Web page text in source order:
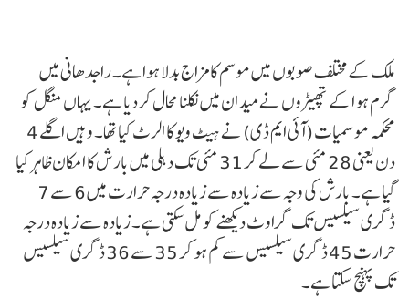
ملک کے مختلف صوبوں میں موسم کا مزاج بدلا ہوا ہے۔ راجدھانی میں
گرم ہوا کے تھپیڑوں نے میدان میں نکلنا محال کردیا ہے۔ یہاں منگل کو
محکمہ موسمیات (آئی ایم ڈی) نے ہیٹ ویو کا الرٹ کیا تھا۔ وہیں اگلے 4
دن یعنی 28 مئی سے لے کر 31 مئی تک دہلی میں بار ش کا امکان ظاہر کیا
گیا ہے۔ بارش کی وجہ سے زیادہ سے زیادہ درجہ حرارت میں 6 سے 7
ڈگری سیلسیس تک گراوٹ دیکھنے کو مل سکتی ہے۔ زیادہ سے زیادہ درجہ
حرارت 45 ڈگری سیلسیس سے کم ہو کر 35 سے 36 ڈگری سیلسیس
تک پہنچ سکتا ہے۔